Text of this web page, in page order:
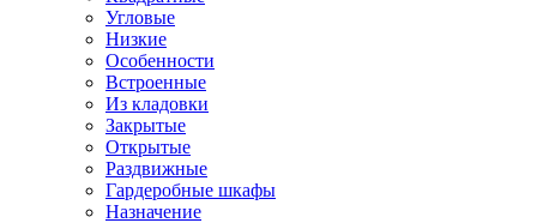
Угловые
Низкие
Особенности
Встроенные
Из кладовки
Закрытые
Открытые
Раздвижные
Гардеробные шкафы
Назначение